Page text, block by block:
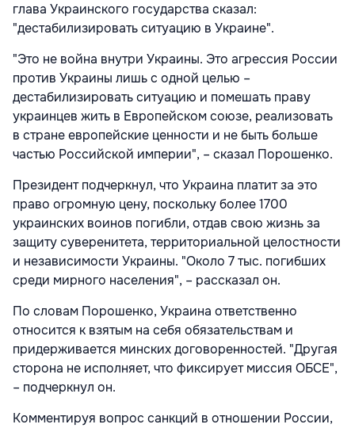
глава Украинского государства сказал:
"дестабилизировать ситуацию в Украине".
"Это не война внутри Украины. Это агрессия России
против Украины лишь с одной целью –
дестабилизировать ситуацию и помешать праву
украинцев жить в Европейском союзе, реализовать
в стране европейские ценности и не быть больше
частью Российской империи", – сказал Порошенко.
Президент подчеркнул, что Украина платит за это
право огромную цену, поскольку более 1700
украинских воинов погибли, отдав свою жизнь за
защиту суверенитета, территориальной целостности
и независимости Украины. "Около 7 тыс. погибших
среди мирного населения", – рассказал он.
По словам Порошенко, Украина ответственно
относится к взятым на себя обязательствам и
придерживается минских договоренностей. "Другая
сторона не исполняет, что фиксирует миссия ОБСЕ",
– подчеркнул он.
Комментируя вопрос санкций в отношении России,